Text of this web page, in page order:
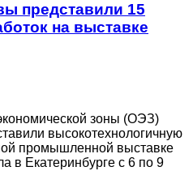
представили 15
на выставке
зоны (ОЭЗ)
высокотехнологичную
промышленной выставке
в Екатеринбурге с 6 по 9